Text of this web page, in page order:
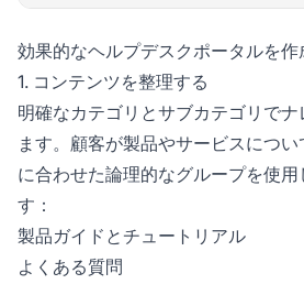
効果的なヘルプデスクポータルを作
1. コンテンツを整理する
明確なカテゴリとサブカテゴリで
ます。顧客が製品やサービスにつ
に合わせた論理的なグループを使用
す：
製品ガイドとチュートリアル
よくある質問